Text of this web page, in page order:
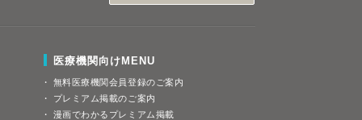
医療機関向けMENU
無料医療機関会員登録のご案内
プレミアム掲載のご案内
漫画でわかるプレミアム掲載